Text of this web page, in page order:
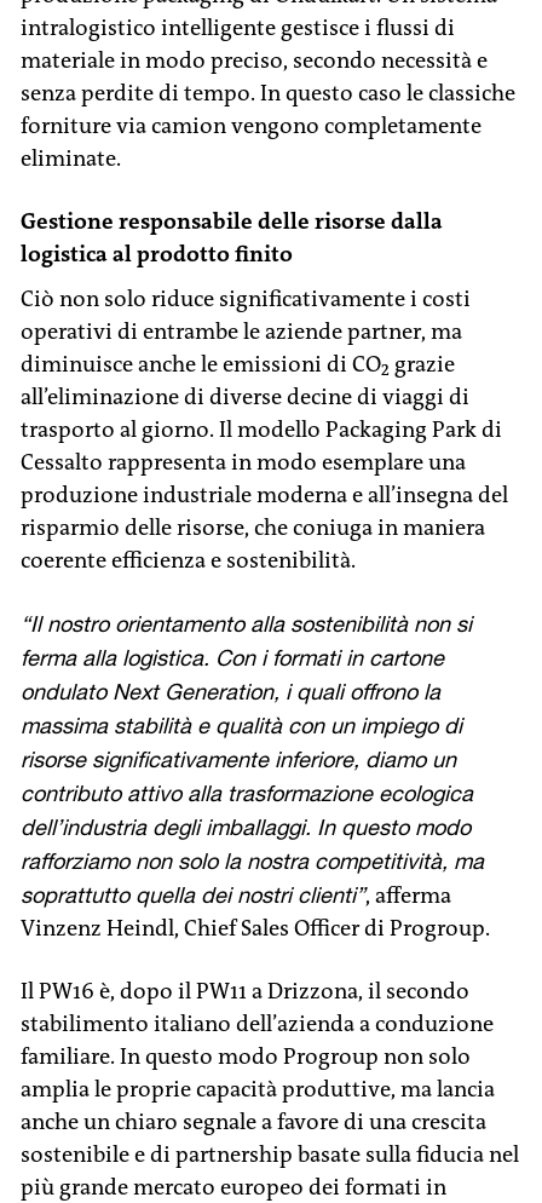
intralogistico intelligente gestisce i flussi di
materiale in modo preciso, secondo necessità e
senza perdite di tempo. In questo caso le classiche
forniture via camion vengono completamente
eliminate.
Gestione responsabile delle risorse dalla
logistica al prodotto finito
Ciò non solo riduce significativamente i costi
operativi di entrambe le aziende partner, ma
diminuisce anche le emissioni di CO₂ grazie
all’eliminazione di diverse decine di viaggi di
trasporto al giorno. Il modello Packaging Park di
Cessalto rappresenta in modo esemplare una
produzione industriale moderna e all’insegna del
risparmio delle risorse, che coniuga in maniera
coerente efficienza e sostenibilità.
“Il nostro orientamento alla sostenibilità non si
ferma alla logistica. Con i formati in cartone
ondulato Next Generation, i quali offrono la
massima stabilità e qualità con un impiego di
risorse significativamente inferiore, diamo un
contributo attivo alla trasformazione ecologica
dell’industria degli imballaggi. In questo modo
rafforziamo non solo la nostra competitività, ma
soprattutto quella dei nostri clienti”, afferma
Vinzenz Heindl, Chief Sales Officer di Progroup.
Il PW16 è, dopo il PW11 a Drizzona, il secondo
stabilimento italiano dell’azienda a conduzione
familiare. In questo modo Progroup non solo
amplia le proprie capacità produttive, ma lancia
anche un chiaro segnale a favore di una crescita
sostenibile e di partnership basate sulla fiducia nel
più grande mercato europeo dei formati in